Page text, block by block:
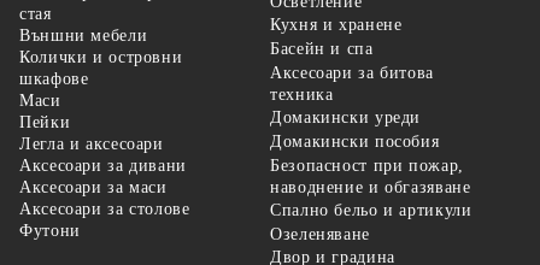
стая
Външни мебели
Колички и островни
шкафове
Маси
Пейки
Легла и аксесоари
Аксесоари за дивани
Аксесоари за маси
Аксесоари за столове
Футони
Кухня и хранене
Басейн и спа
Аксесоари за битова
техника
Домакински уреди
Домакински пособия
Безопасност при пожар,
наводнение и обгазяване
Спално бельо и артикули
Озеленяване
Двор и градина